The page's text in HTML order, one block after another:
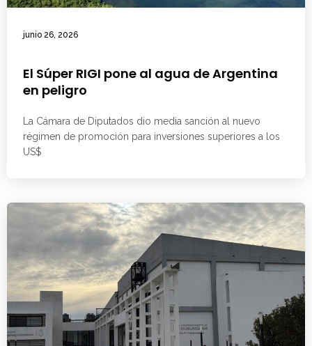
junio 26, 2026
El Súper RIGI pone al agua de Argentina
en peligro
La Cámara de Diputados dio media sanción al nuevo
régimen de promoción para inversiones superiores a los
US$